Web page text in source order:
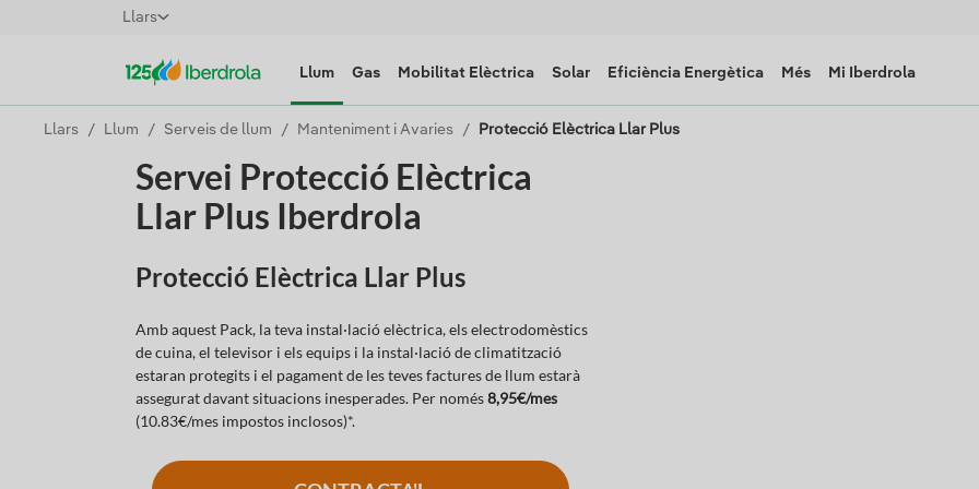
Llars
Llum Gas Mobilitat Elèctrica Solar Eficiència Energètica Més Mi Iberdrola
Llars Llum Serveis de llum Manteniment i Avaries Protecció Elèctrica Llar Plus
Servei Protecció Elèctrica
Llar Plus Iberdrola
Protecció Elèctrica Llar Plus
Amb aquest Pack, la teva instal·lació elèctrica, els electrodomèstics
de cuina, el televisor i els equips i la instal·lació de climatització
estaran protegits i el pagament de les teves factures de llum estarà
assegurat davant situacions inesperades. Per només8,95€/mes
(10.83€/mes impostos inclosos)*.